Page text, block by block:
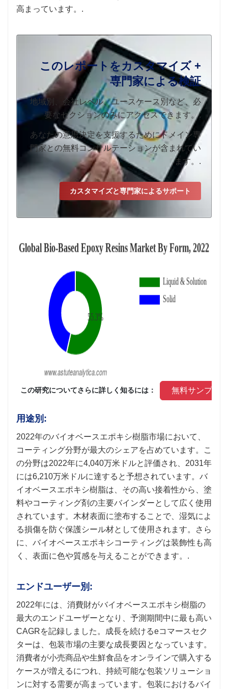
高まっています。.
このレポートをカスタマイズ +
専門家による検証
地域別、会社レベル、ユースケース別など、必
要なセクションのみにアクセスできます。.
あなたの意思決定を支援するためにドメイン専
門家との無料コンサルテーションが含まれてい
ます。.
カスタマイズと専門家によるサポート
この研究についてさらに詳しく知るには： 無料サンプル
用途別:
2022年のバイオベースエポキシ樹脂市場において、
コーティング分野が最大のシェアを占めています。こ
の分野は2022年に4,040万米ドルと評価され、2031年
には6,210万米ドルに達すると予想されています。バ
イオベースエポキシ樹脂は、その高い接着性から、塗
料やコーティング剤の主要バインダーとして広く使用
されています。木材表面に塗布することで、湿気によ
る損傷を防ぐ保護シール材として使用されます。さら
に、バイオベースエポキシコーティングは装飾性も高
く、表面に色や質感を与えることができます。.
エンドユーザー別:
2022年には、消費財がバイオベースエポキシ樹脂の
最大のエンドユーザーとなり、予測期間中に最も高い
CAGRを記録しました。成長を続けるeコマースセク
ターは、包装市場の主要な成長要因となっています。
消費者が小売商品や生鮮食品をオンラインで購入する
ケースが増えるにつれ、持続可能な包装ソリューショ
ンに対する需要が高まっています。包装におけるバイ